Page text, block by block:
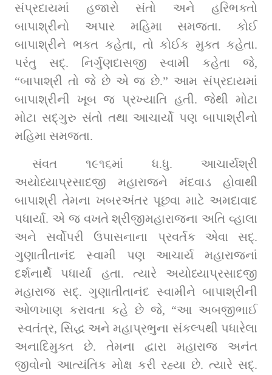
સંપ્રદાયમાં હજારો સંતો અને હરિભક્તો
બાપાશ્રીનો અપાર મહિમા સમજતા. કોઈ
બાપાશ્રીને ભક્ત કહેતા, તો કોઈક મુક્ત કહેતા.
પરંતુ સદ્‌. નિર્ગુણદાસજી સ્વામી કહેતા જે,
“બાપાશ્રી તો જે છે એ જ છે.” આમ સંપ્રદાયમાં
બાપાશ્રીની ખૂબ જ પ્રખ્યાતિ હતી. જેથી મોટા
મોટા સદ્‌ગુરુ સંતો તથા આચાર્યો પણ બાપાશ્રીનો
મહિમા સમજતા.
સંવત ૧૯૧૬માં ધ.ધુ. આચાર્યશ્રી
અયોધ્યાપ્રસાદજી મહારાજને મંદવાડ હોવાથી
બાપાશ્રી તેમના ખબરઅંતર પૂછવા માટે અમદાવાદ
પધાર્યા. એ જ વખતે શ્રીજીમહારાજના અતિ વ્હાલા
અને સર્વોપરી ઉપાસનાના પ્રવર્તક એવા સદ્‌.
ગુણાતીતાનંદ સ્વામી પણ આચાર્ય મહારાજનાં
દર્શનાર્થે પધાર્યા હતા. ત્યારે અયોધ્યાપ્રસાદજી
મહારાજ સદ્‌. ગુણાતીતાનંદ સ્વામીને બાપાશ્રીની
ઓળખાણ કરાવતા કહે છે જે, “આ અબજીભાઈ
સ્વતંત્ર, સિદ્ધ અને મહાપ્રભુના સંકલ્પથી પધારેલા
અનાદિમુક્ત છે. તેમના દ્વારા મહારાજ અનંત
જીવોનો આત્યંતિક મોક્ષ કરી રહ્યા છે. ત્યારે સદ્‌.